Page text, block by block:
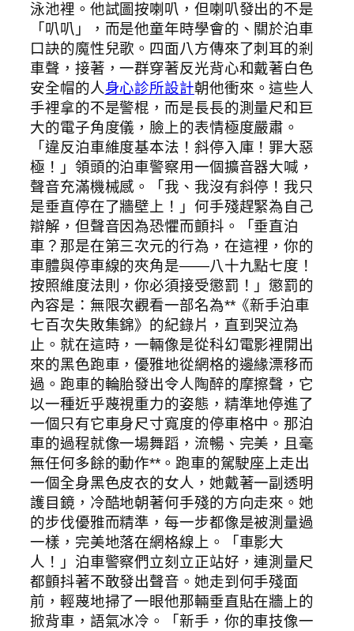
泳池裡。他試圖按喇叭，但喇叭發出的不是
「叭叭」，而是他童年時學會的、關於泊車
口訣的魔性兒歌。四面八方傳來了刺耳的剎
車聲，接著，一群穿著反光背心和戴著白色
安全帽的人身心診所設計朝他衝來。這些人
手裡拿的不是警棍，而是長長的測量尺和巨
大的電子角度儀，臉上的表情極度嚴肅。
「違反泊車維度基本法！斜停入庫！罪大惡
極！」領頭的泊車警察用一個擴音器大喊，
聲音充滿機械感。「我、我沒有斜停！我只
是垂直停在了牆壁上！」何手殘趕緊為自己
辯解，但聲音因為恐懼而顫抖。「垂直泊
車？那是在第三次元的行為，在這裡，你的
車體與停車線的夾角是——八十九點七度！
按照維度法則，你必須接受懲罰！」懲罰的
內容是：無限次觀看一部名為**《新手泊車
七百次失敗集錦》的紀錄片，直到哭泣為
止。就在這時，一輛像是從科幻電影裡開出
來的黑色跑車，優雅地從網格的邊緣漂移而
過。跑車的輪胎發出令人陶醉的摩擦聲，它
以一種近乎蔑視重力的姿態，精準地停進了
一個只有它車身尺寸寬度的停車格中。那泊
車的過程就像一場舞蹈，流暢、完美，且毫
無任何多餘的動作**。跑車的駕駛座上走出
一個全身黑色皮衣的女人，她戴著一副透明
護目鏡，冷酷地朝著何手殘的方向走來。她
的步伐優雅而精準，每一步都像是被測量過
一樣，完美地落在網格線上。「車影大
人！」泊車警察們立刻立正站好，連測量尺
都顫抖著不敢發出聲音。她走到何手殘面
前，輕蔑地掃了一眼他那輛垂直貼在牆上的
掀背車，語氣冰冷。「新手，你的車技像一